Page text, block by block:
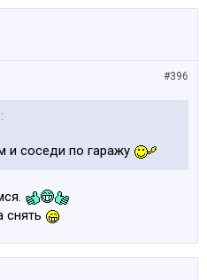
#396
и соседи по гаражу
снять